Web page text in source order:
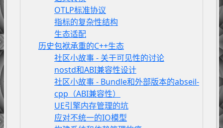
OTLP标准协议
指标的复杂性结构
生态适配
历史包袱承重的C++生态
社区小故事 - 关于可见性的讨论
nostd和ABI兼容性设计
社区小故事 - Bundle和外部版本的abseil-
cpp（ABI兼容性）
UE引擎内存管理的坑
应对不统一的IO模型